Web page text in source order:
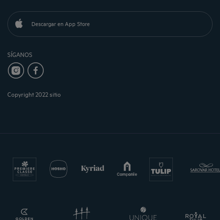
Descargar en App Store
SÍGANOS
Copyright 2022 sitio